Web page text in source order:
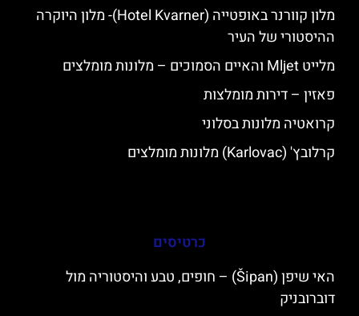
מלון קוורנר באופטייה (Hotel Kvarner)- מלון היוקרה
ההיסטורי של העיר
מלייט Mljet והאיים הסמוכים – מלונות מומלצים
פאזין – דירות מומלצות
קרואטיה מלונות בסלוני
קרלובץ' (Karlovac) מלונות מומלצים
כרטיסים
האי שיפן (Šipan) – חופים, טבע והיסטוריה מול
דוברובניק